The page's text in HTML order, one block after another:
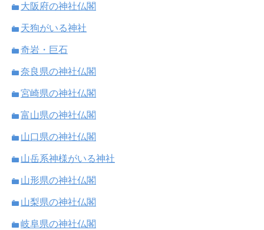
大阪府の神社仏閣
天狗がいる神社
奇岩・巨石
奈良県の神社仏閣
宮崎県の神社仏閣
富山県の神社仏閣
山口県の神社仏閣
山岳系神様がいる神社
山形県の神社仏閣
山梨県の神社仏閣
岐阜県の神社仏閣